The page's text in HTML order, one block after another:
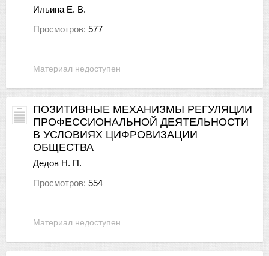
Материал недоступен
Ильина Е. В.
Просмотров: 577
Материал недоступен
ПОЗИТИВНЫЕ МЕХАНИЗМЫ РЕГУЛЯЦИИ
ПРОФЕССИОНАЛЬНОЙ ДЕЯТЕЛЬНОСТИ
В УСЛОВИЯХ ЦИФРОВИЗАЦИИ
ОБЩЕСТВА
Дедов Н. П.
Просмотров: 554